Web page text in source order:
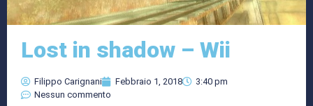
Lost in shadow – Wii
Filippo Carignani Febbraio 1, 2018
3:40 pm
Nessun commento